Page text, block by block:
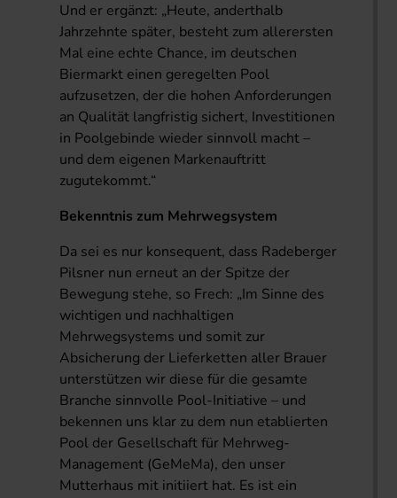
Und er ergänzt: „Heute, anderthalb
Jahrzehnte später, besteht zum allerersten
Mal eine echte Chance, im deutschen
Biermarkt einen geregelten Pool
aufzusetzen, der die hohen Anforderungen
an Qualität langfristig sichert, Investitionen
in Poolgebinde wieder sinnvoll macht –
und dem eigenen Markenauftritt
zugutekommt.“
Bekenntnis zum Mehrwegsystem
Da sei es nur konsequent, dass Radeberger
Pilsner nun erneut an der Spitze der
Bewegung stehe, so Frech: „Im Sinne des
wichtigen und nachhaltigen
Mehrwegsystems und somit zur
Absicherung der Lieferketten aller Brauer
unterstützen wir diese für die gesamte
Branche sinnvolle Pool-Initiative – und
bekennen uns klar zu dem nun etablierten
Pool der Gesellschaft für Mehrweg-
Management (GeMeMa), den unser
Mutterhaus mit initiiert hat. Es ist ein